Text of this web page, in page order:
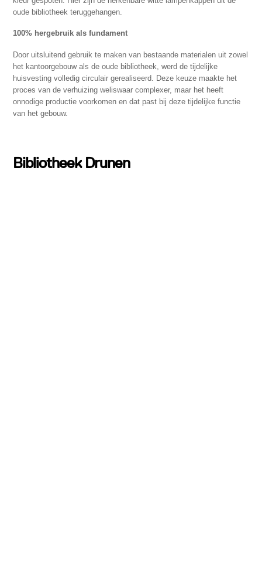
oude bibliotheek teruggehangen.
100% hergebruik als fundament
Door uitsluitend gebruik te maken van bestaande materialen uit zowel
het kantoorgebouw als de oude bibliotheek, werd de tijdelijke
huisvesting volledig circulair gerealiseerd. Deze keuze maakte het
proces van de verhuizing weliswaar complexer, maar het heeft
onnodige productie voorkomen en dat past bij deze tijdelijke functie
van het gebouw.
Bibliotheek Drunen